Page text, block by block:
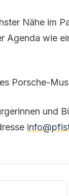
Nähe im
Agenda wie
Porsche-
und